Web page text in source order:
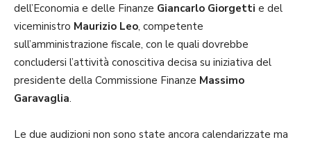
dell’Economia e delle Finanze Giancarlo Giorgetti e del
viceministro Maurizio Leo, competente
sull’amministrazione fiscale, con le quali dovrebbe
concludersi l’attività conoscitiva decisa su iniziativa del
presidente della Commissione Finanze Massimo
Garavaglia.
Le due audizioni non sono state ancora calendarizzate ma